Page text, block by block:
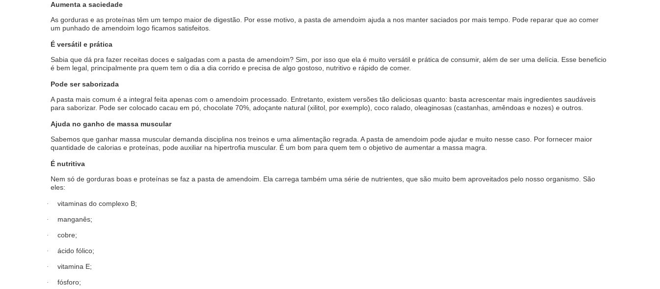
Aumenta a saciedade
As gorduras e as proteínas têm um tempo maior de digestão. Por esse motivo, a pasta de amendoim ajuda a nos manter saciados por mais tempo. Pode reparar que ao comer
um punhado de amendoim logo ficamos satisfeitos.
É versátil e prática
Sabia que dá pra fazer receitas doces e salgadas com a pasta de amendoim? Sim, por isso que ela é muito versátil e prática de consumir, além de ser uma delícia. Esse beneficio
é bem legal, principalmente pra quem tem o dia a dia corrido e precisa de algo gostoso, nutritivo e rápido de comer.
Pode ser saborizada
A pasta mais comum é a integral feita apenas com o amendoim processado. Entretanto, existem versões tão deliciosas quanto: basta acrescentar mais ingredientes saudáveis
para saborizar. Pode ser colocado cacau em pó, chocolate 70%, adoçante natural (xilitol, por exemplo), coco ralado, oleaginosas (castanhas, amêndoas e nozes) e outros.
Ajuda no ganho de massa muscular
Sabemos que ganhar massa muscular demanda disciplina nos treinos e uma alimentação regrada. A pasta de amendoim pode ajudar e muito nesse caso. Por fornecer maior
quantidade de calorias e proteínas, pode auxiliar na hipertrofia muscular. É um bom para quem tem o objetivo de aumentar a massa magra.
É nutritiva
Nem só de gorduras boas e proteínas se faz a pasta de amendoim. Ela carrega também uma série de nutrientes, que são muito bem aproveitados pelo nosso organismo. São
eles:
· vitaminas do complexo B;
· manganês;
· cobre;
· ácido fólico;
· vitamina E;
· fósforo;